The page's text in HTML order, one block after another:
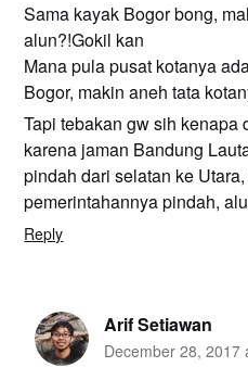
Sama kayak Bogor bong,
alun?!Gokil kan
Mana pula pusat kotanya
Bogor, makin aneh tata
Tapi tebakan gw sih kenapa
karena jaman Bandung
pindah dari selatan ke
pemerintahannya pindah,
Reply
Arif Setiawan
December 28, 2017